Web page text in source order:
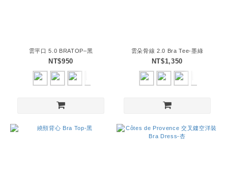
雲平口 5.0 BRATOP–黑
NT$950
雲朵骨線 2.0 Bra Tee-墨綠
NT$1,350